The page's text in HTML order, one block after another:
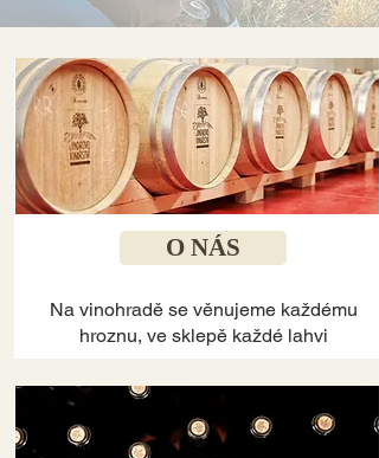
O NÁS
Na vinohradě se věnujeme každému
hroznu, ve sklepě každé lahvi